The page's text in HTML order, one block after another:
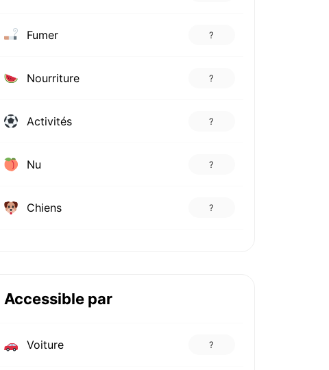
Fumer ?
Nourriture ?
Activités ?
Nu ?
Chiens ?
Accessible par
Voiture ?